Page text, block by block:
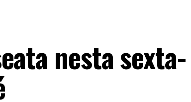
nesta sexta-